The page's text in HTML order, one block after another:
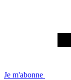
Je m'abonne